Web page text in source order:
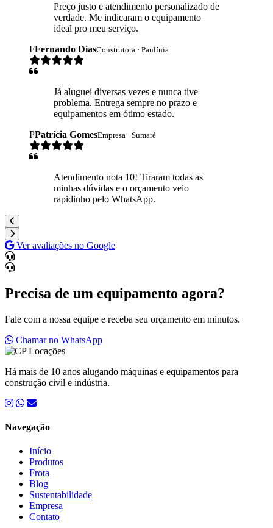
Preço justo e atendimento personalizado de
verdade. Me indicaram o equipamento
ideal pro meu serviço.
FFernando DiasConstrutora · Paulínia
Já aluguei diversas vezes e nunca tive
problema. Entrega sempre no prazo e
equipamentos em ótimo estado.
PPatrícia GomesEmpresa · Sumaré
Atendimento nota 10! Tiraram todas as
minhas dúvidas e o orçamento veio
rapidinho pelo WhatsApp.
Ver avaliações no Google
Precisa de um equipamento agora?
Fale com a nossa equipe e receba seu orçamento em minutos.
Chamar no WhatsApp
Há mais de 10 anos alugando máquinas e equipamentos para
construção civil e indústria.
Navegação
Início
Produtos
Frota
Blog
Sustentabilidade
Empresa
Contato